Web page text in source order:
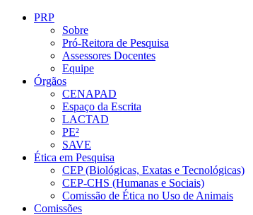
Conteúdo principal
PRP
Sobre
Pró-Reitora de Pesquisa
Assessores Docentes
Equipe
Órgãos
CENAPAD
Espaço da Escrita
LACTAD
PE²
SAVE
Ética em Pesquisa
CEP (Biológicas, Exatas e Tecnológicas)
CEP-CHS (Humanas e Sociais)
Comissão de Ética no Uso de Animais
Comissões